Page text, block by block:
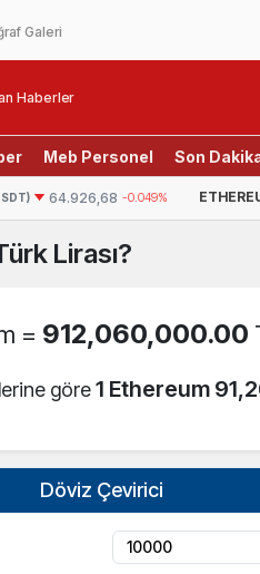
Galeri
Haberler
Meb Personel Son
64.926,68 -0.049%
Lirası?
= 912,060,000.00
göre1 Ethereum
Döviz Çevirici